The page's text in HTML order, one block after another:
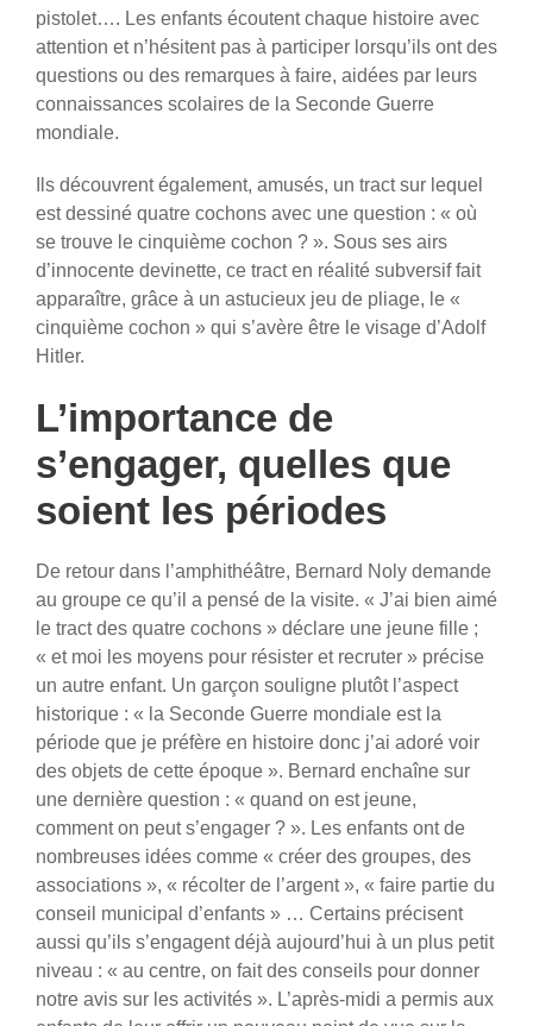
pistolet…. Les enfants écoutent chaque histoire avec
attention et n’hésitent pas à participer lorsqu’ils ont des
questions ou des remarques à faire, aidées par leurs
connaissances scolaires de la Seconde Guerre
mondiale.
Ils découvrent également, amusés, un tract sur lequel
est dessiné quatre cochons avec une question : « où
se trouve le cinquième cochon ? ». Sous ses airs
d’innocente devinette, ce tract en réalité subversif fait
apparaître, grâce à un astucieux jeu de pliage, le «
cinquième cochon » qui s’avère être le visage d’Adolf
Hitler.
L’importance de
s’engager, quelles que
soient les périodes
De retour dans l’amphithéâtre, Bernard Noly demande
au groupe ce qu’il a pensé de la visite. « J’ai bien aimé
le tract des quatre cochons » déclare une jeune fille ;
« et moi les moyens pour résister et recruter » précise
un autre enfant. Un garçon souligne plutôt l’aspect
historique : « la Seconde Guerre mondiale est la
période que je préfère en histoire donc j’ai adoré voir
des objets de cette époque ». Bernard enchaîne sur
une dernière question : « quand on est jeune,
comment on peut s’engager ? ». Les enfants ont de
nombreuses idées comme « créer des groupes, des
associations », « récolter de l’argent », « faire partie du
conseil municipal d’enfants » … Certains précisent
aussi qu’ils s’engagent déjà aujourd’hui à un plus petit
niveau : « au centre, on fait des conseils pour donner
notre avis sur les activités ». L’après-midi a permis aux